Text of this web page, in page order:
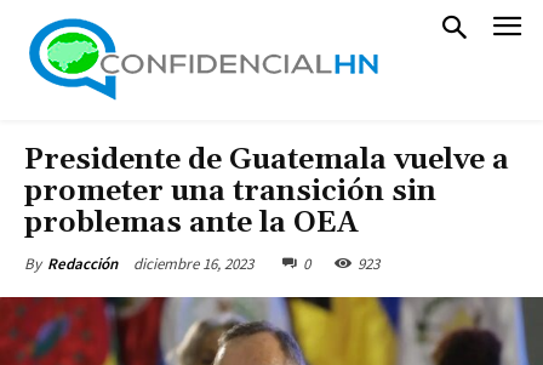
Presidente de Guatemala vuelve a
prometer una transición sin
problemas ante la OEA
By Redacción diciembre 16, 2023 0 923